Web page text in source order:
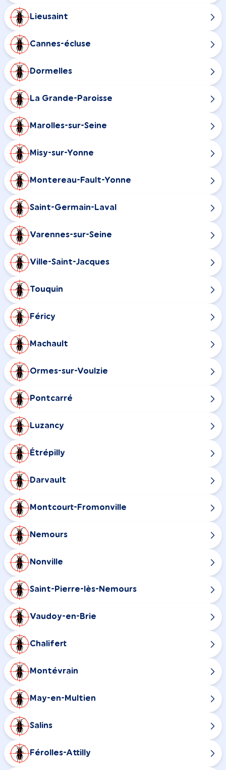
Lieusaint
Cannes-écluse
Dormelles
La Grande-Paroisse
Marolles-sur-Seine
Misy-sur-Yonne
Montereau-Fault-Yonne
Saint-Germain-Laval
Varennes-sur-Seine
Ville-Saint-Jacques
Touquin
Féricy
Machault
Ormes-sur-Voulzie
Pontcarré
Luzancy
Étrépilly
Darvault
Montcourt-Fromonville
Nemours
Nonville
Saint-Pierre-lès-Nemours
Vaudoy-en-Brie
Chalifert
Montévrain
May-en-Multien
Salins
Férolles-Attilly